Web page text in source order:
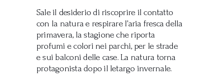
Sale il desiderio di riscoprire il contatto
con la natura e respirare l’aria fresca della
primavera, la stagione che riporta
profumi e colori nei parchi, per le strade
e sui balconi delle case. La natura torna
protagonista dopo il letargo invernale.